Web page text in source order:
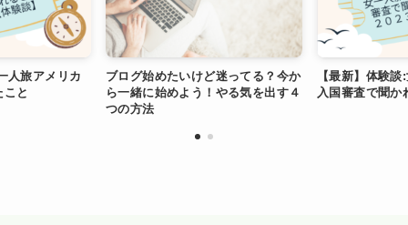
人旅アメリカ
と
ブログ始めたいけど迷ってる？今か
ら一緒に始めよう！やる気を出す４
つの方法
【最新】体験
入国審査で聞か